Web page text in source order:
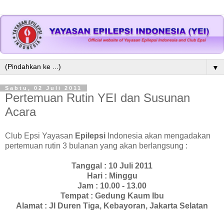
▼
Sabtu, 02 Juli 2011
Pertemuan Rutin YEI dan Susunan
Acara
Club Epsi Yayasan Epilepsi Indonesia akan mengadakan
pertemuan rutin 3 bulanan yang akan berlangsung :
Tanggal : 10 Juli 2011
Hari : Minggu
Jam : 10.00 - 13.00
Tempat : Gedung Kaum Ibu
Alamat : Jl Duren Tiga, Kebayoran, Jakarta Selatan